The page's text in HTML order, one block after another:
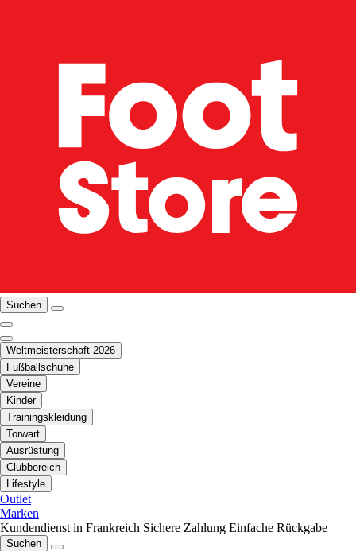
Suchen
Weltmeisterschaft 2026
Fußballschuhe
Vereine
Kinder
Trainingskleidung
Torwart
Ausrüstung
Clubbereich
Lifestyle
Outlet
Marken
Kundendienst in Frankreich Sichere Zahlung Einfache Rückgabe
Suchen